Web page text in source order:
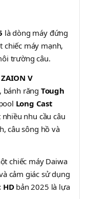
là dòng máy đứng
chiếc máy mạnh,
trường câu.
ZAION V
, bánh răng Tough
Long Cast
nhu cầu câu
câu sông hồ và
chiếc máy Daiwa
cảm giác sử dụng
HDbản 2025 là lựa